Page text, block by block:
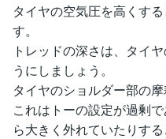
タイヤの空気圧を高くす
す。
トレッドの深さは、タイ
うにしましょう。
タイヤのショルダー部の
これはトーの設定が過剰
ら大きく外れていたりする